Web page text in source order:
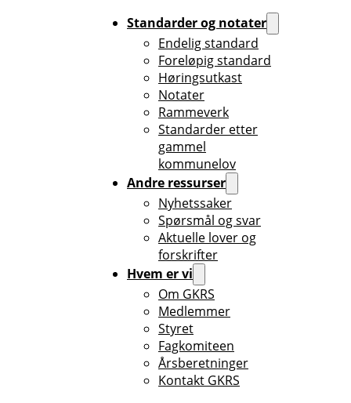
Standarder og notater
Endelig standard
Foreløpig standard
Høringsutkast
Notater
Rammeverk
Standarder etter
gammel
kommunelov
Andre ressurser
Nyhetssaker
Spørsmål og svar
Aktuelle lover og
forskrifter
Hvem er vi
Om GKRS
Medlemmer
Styret
Fagkomiteen
Årsberetninger
Kontakt GKRS